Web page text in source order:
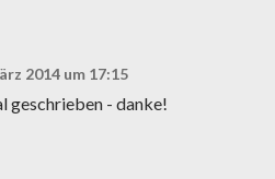
2014 um 17:15
geschrieben - danke!